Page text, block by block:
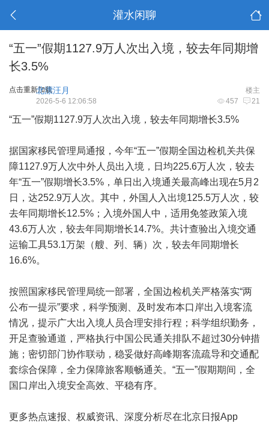
灌水闲聊
“五一”假期1127.9万人次出入境，较去年同期增
长3.5%
点击重新加载 楼主
北漂汪月
457 21
2026-5-6 12:06:58
“五一”假期1127.9万人次出入境，较去年同期增长3.5%
据国家移民管理局通报，今年“五一”假期全国边检机关共保
障1127.9万人次中外人员出入境，日均225.6万人次，较去
年“五一”假期增长3.5%，单日出入境通关最高峰出现在5月2
日，达252.9万人次。其中，外国人入出境125.5万人次，较
去年同期增长12.5%；入境外国人中，适用免签政策入境
43.6万人次，较去年同期增长14.7%。共计查验出入境交通
运输工具53.1万架（艘、列、辆）次，较去年同期增长
16.6%。
按照国家移民管理局统一部署，全国边检机关严格落实“两
公布一提示”要求，科学预测、及时发布本口岸出入境客流
情况，提示广大出入境人员合理安排行程；科学组织勤务，
开足查验通道，严格执行中国公民通关排队不超过30分钟措
施；密切部门协作联动，稳妥做好高峰期客流疏导和交通配
套综合保障，全力保障旅客顺畅通关。“五一”假期期间，全
国口岸出入境安全高效、平稳有序。
更多热点速报、权威资讯、深度分析尽在北京日报App